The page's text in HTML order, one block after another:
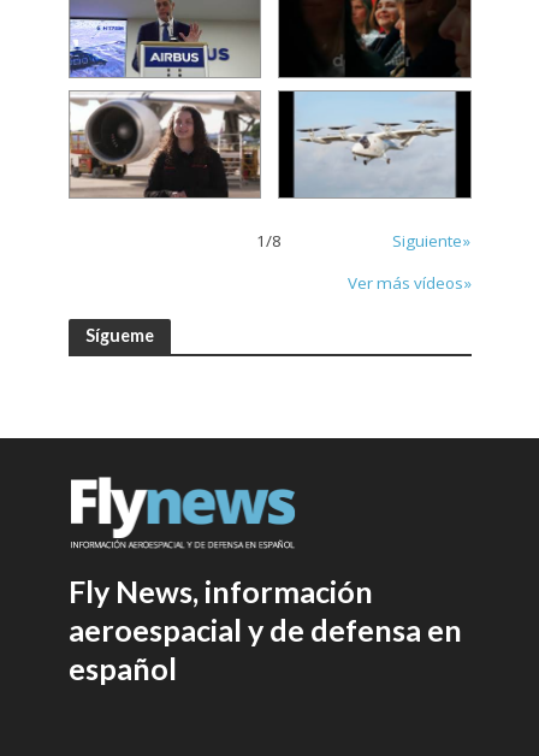
1/8
Siguiente»
Ver más vídeos»
Sígueme
Fly News, información
aeroespacial y de defensa en
español